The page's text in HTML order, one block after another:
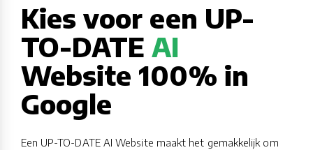
Kies voor een UP-
TO-DATE AI
Website 100% in
Google
Een UP-TO-DATE AI Website maakt het gemakkelijk om